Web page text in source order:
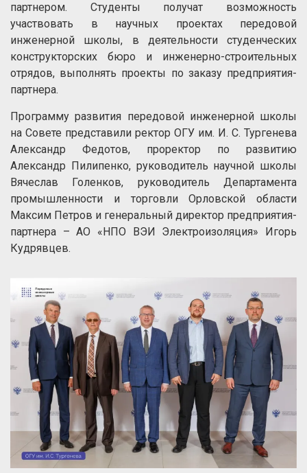
партнером. Студенты получат возможность
участвовать в научных проектах передовой
инженерной школы, в деятельности студенческих
конструкторских бюро и инженерно-строительных
отрядов, выполнять проекты по заказу предприятия-
партнера.
Программу развития передовой инженерной школы
на Совете представили ректор ОГУ им. И. С. Тургенева
Александр Федотов, проректор по развитию
Александр Пилипенко, руководитель научной школы
Вячеслав Голенков, руководитель Департамента
промышленности и торговли Орловской области
Максим Петров и генеральный директор предприятия-
партнера – АО «НПО ВЭИ Электроизоляция» Игорь
Кудрявцев.